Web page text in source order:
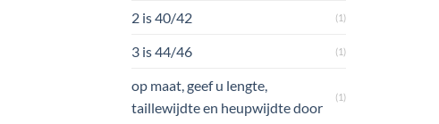
2 is 40/42 (1)
3 is 44/46 (1)
op maat, geef u lengte,
taillewijdte en heupwijdte door
(1)